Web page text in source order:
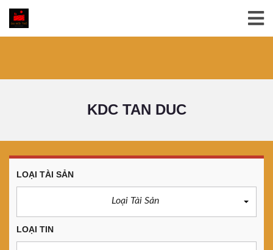
KDC TAN DUC
LOẠI TÀI SẢN
Loại Tài Sản
LOẠI TIN